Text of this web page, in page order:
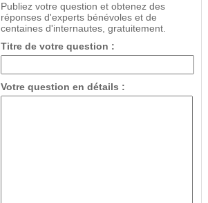
Publiez votre question et obtenez des
réponses d'experts bénévoles et de
centaines d'internautes, gratuitement.
Titre de votre question :
Votre question en détails :